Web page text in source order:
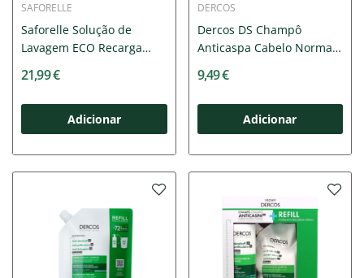
SAFORELLE
Saforelle Solução de
Lavagem ECO Recarga
21,99 €
Adicionar
DERCOS
Dercos DS Champô
Anticaspa Cabelo Normal
9,49 €
Adicionar